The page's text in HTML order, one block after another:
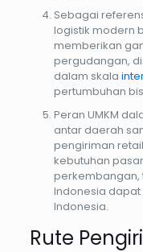
Sebagai
logistik modern
memberikan
pergudangan,
dalam skala
pertumbuhan
Peran UMKM
antar daerah
pengiriman
kebutuhan
perkembangan,
Indonesia dapat
Indonesia.
Rute